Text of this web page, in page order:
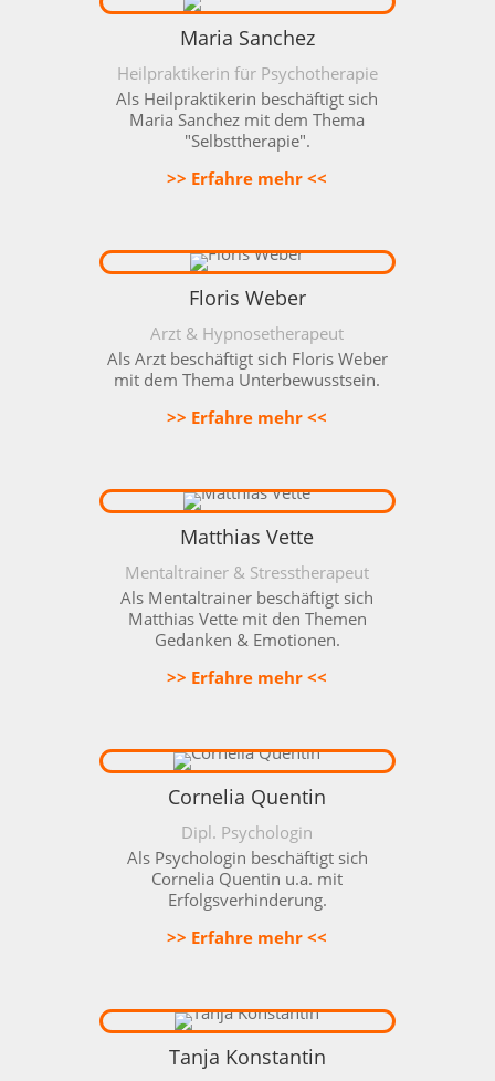
Maria Sanchez
Heilpraktikerin für Psychotherapie
Als Heilpraktikerin beschäftigt sich
Maria Sanchez mit dem Thema
"Selbsttherapie".
>> Erfahre mehr <<
Floris Weber
Arzt & Hypnosetherapeut
Als Arzt beschäftigt sich Floris Weber
mit dem Thema Unterbewusstsein.
>> Erfahre mehr <<
Matthias Vette
Mentaltrainer & Stresstherapeut
Als Mentaltrainer beschäftigt sich
Matthias Vette mit den Themen
Gedanken & Emotionen.
>> Erfahre mehr <<
Cornelia Quentin
Dipl. Psychologin
Als Psychologin beschäftigt sich
Cornelia Quentin u.a. mit
Erfolgsverhinderung.
>> Erfahre mehr <<
Tanja Konstantin